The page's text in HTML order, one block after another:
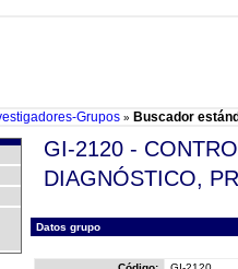
Grupos » Buscador
GI-2120 -
DIAGNÓSTICO,
Datos grupo